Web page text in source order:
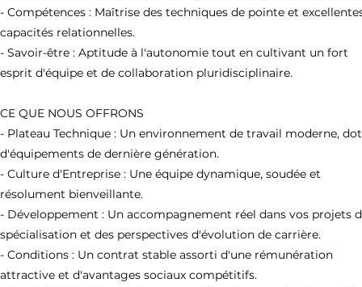
- Compétences : Maîtrise des techniques de pointe et
capacités relationnelles.
- Savoir-être : Aptitude à l'autonomie tout en cultivant un fort
esprit d'équipe et de collaboration pluridisciplinaire.
CE QUE NOUS OFFRONS
- Plateau Technique : Un environnement de travail moderne,
d'équipements de dernière génération.
- Culture d'Entreprise : Une équipe dynamique, soudée et
résolument bienveillante.
- Développement : Un accompagnement réel dans vos projets
spécialisation et des perspectives d'évolution de carrière.
- Conditions : Un contrat stable assorti d'une rémunération
attractive et d'avantages sociaux compétitifs.